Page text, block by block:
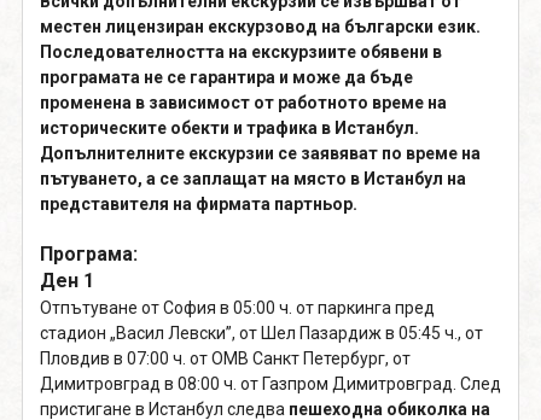
местен лицензиран екскурзовод на български език.
Последователността на екскурзиите обявени в
програмата не се гарантира и може да бъде
променена в зависимост от работното време на
историческите обекти и трафика в Истанбул.
Допълнителните екскурзии се заявяват по време на
пътуването, а се заплащат на място в Истанбул на
представителя на фирмата партньор.
Програма:
Ден 1
Отпътуване от София в 05:00 ч. от паркинга пред
стадион „Васил Левски”, от Шел Пазардиж в 05:45 ч., от
Пловдив в 07:00 ч. от OMВ Санкт Петербург, от
Димитровград в 08:00 ч. от Газпром Димитровград. След
пристигане в Истанбул следва пешеходна обиколка на